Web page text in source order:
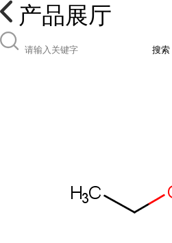
产品展厅
搜索